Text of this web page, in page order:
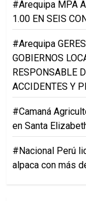
#Arequipa MPA
1.00 EN SEIS
#Arequipa
GOBIERNOS
RESPONSABLE
ACCIDENTES Y
#Camaná
en Santa
#Nacional Perú
alpaca con más